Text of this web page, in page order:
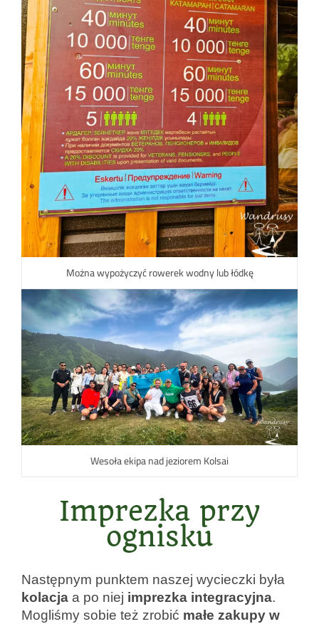
Można wypożyczyć rowerek wodny lub łódkę
Wesoła ekipa nad jeziorem Kolsai
Imprezka przy
ognisku
Następnym punktem naszej wycieczki była
kolacja a po niej imprezka integracyjna.
Mogliśmy sobie też zrobić małe zakupy w